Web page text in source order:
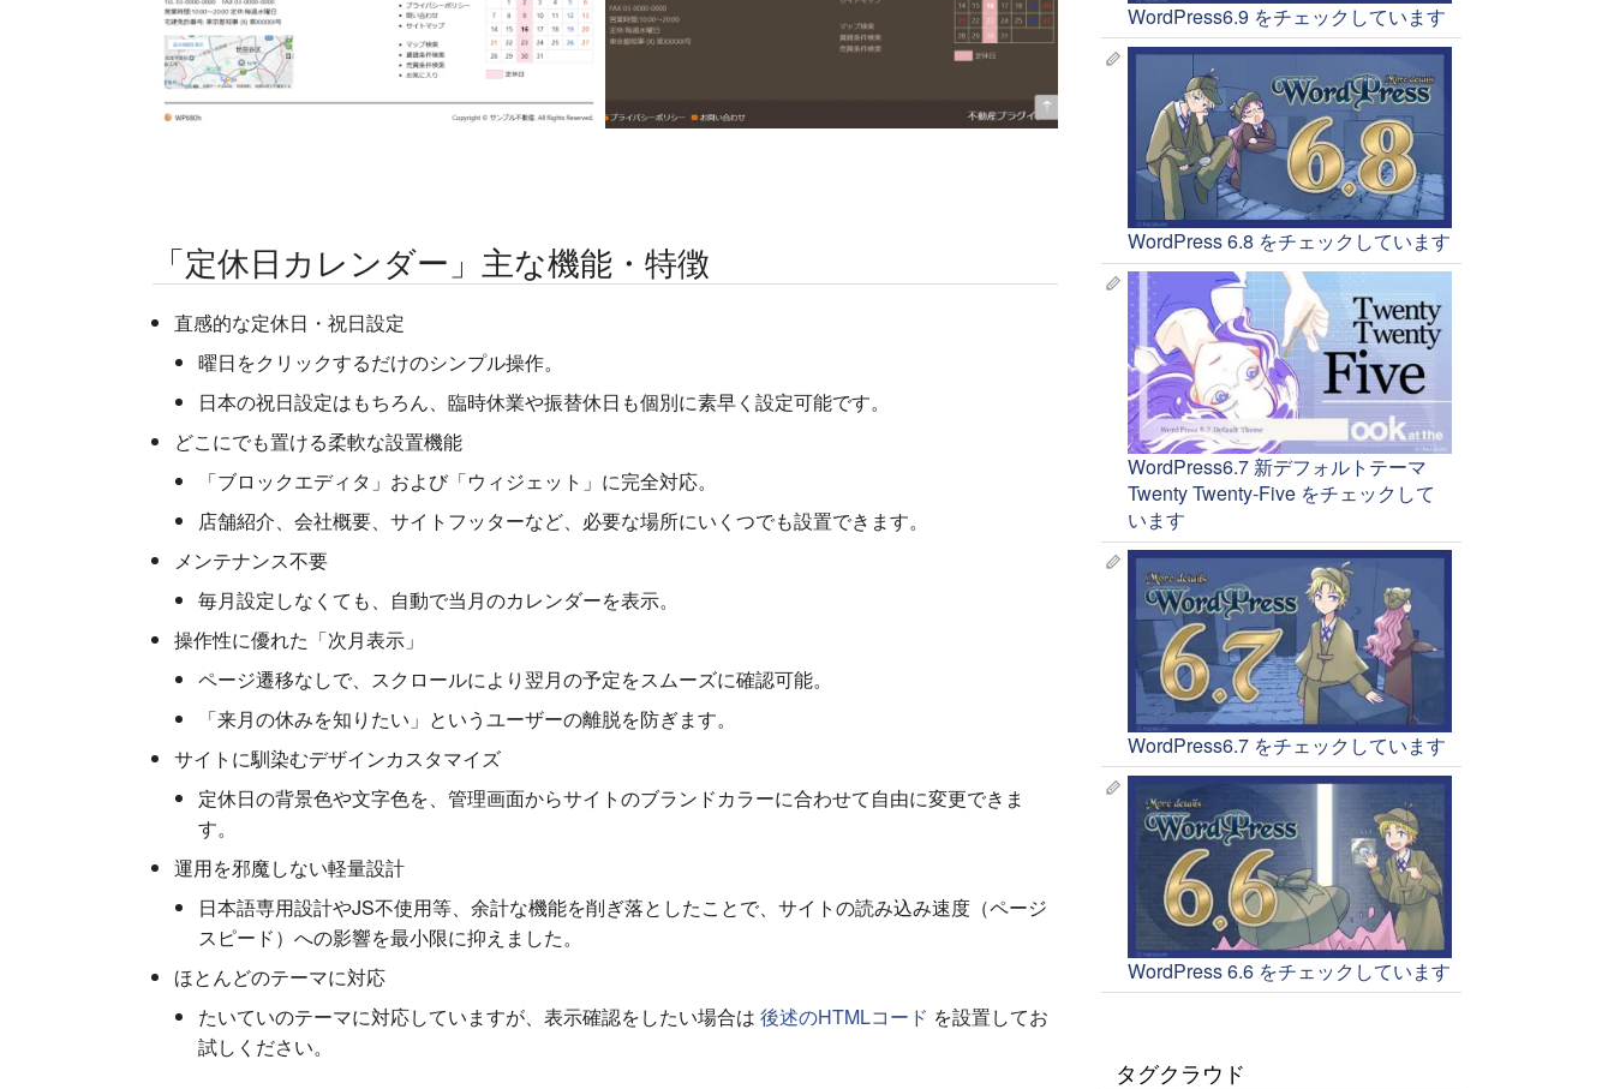
「定休日カレンダー」主な機能・特徴
直感的な定休日・祝日設定
曜日をクリックするだけのシンプル操作。
日本の祝日設定はもちろん、臨時休業や振替休日も個別に素早く設定可能です。
どこにでも置ける柔軟な設置機能
「ブロックエディタ」および「ウィジェット」に完全対応。
店舗紹介、会社概要、サイトフッターなど、必要な場所にいくつでも設置できます。
メンテナンス不要
毎月設定しなくても、自動で当月のカレンダーを表示。
操作性に優れた「次月表示」
ページ遷移なしで、スクロールにより翌月の予定をスムーズに確認可能。
「来月の休みを知りたい」というユーザーの離脱を防ぎます。
サイトに馴染むデザインカスタマイズ
定休日の背景色や文字色を、管理画面からサイトのブランドカラーに合わせて自由に変更できま
す。
運用を邪魔しない軽量設計
日本語専用設計やJS不使用等、余計な機能を削ぎ落としたことで、サイトの読み込み速度（ページ
スピード）への影響を最小限に抑えました。
ほとんどのテーマに対応
たいていのテーマに対応していますが、表示確認をしたい場合は 後述のHTMLコード を設置してお
試しください。
WordPress6.9 をチェックしています
WordPress 6.8 をチェックしています
WordPress6.7 新デフォルトテーマ
Twenty Twenty-Five をチェックして
います
WordPress6.7 をチェックしています
WordPress 6.6 をチェックしています
タグクラウド